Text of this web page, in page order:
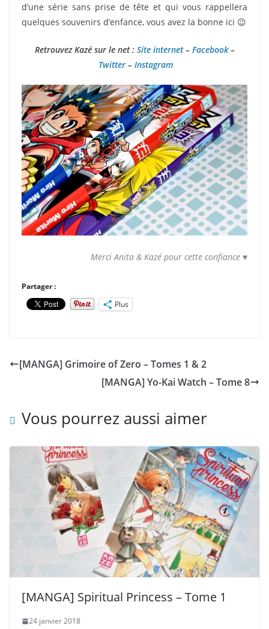
d’une série sans prise de tête et qui vous rappellera
quelques souvenirs d’enfance, vous avez la bonne ici 😉
Retrouvez Kazé sur le net : Site internet– Facebook–
Twitter – Instagram
Merci Anita & Kazé pour cette confiance ♥
Partager :
Plus
[MANGA] Grimoire of Zero – Tomes 1 & 2
[MANGA] Yo-Kai Watch – Tome 8
Vous pourrez aussi aimer
[MANGA] Spiritual Princess – Tome 1
24 janvier 2018